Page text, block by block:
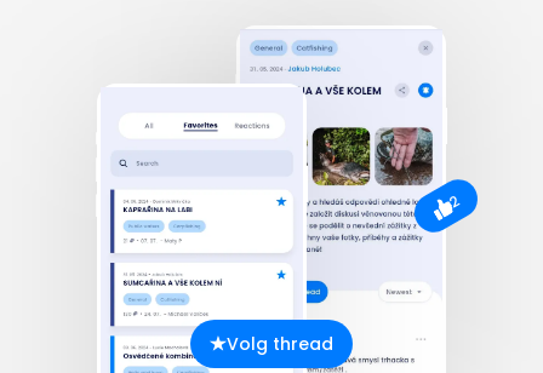
Volg thread
2